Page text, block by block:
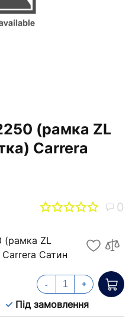
(рамка ZL
Carrera
0
(рамка ZL
Сатин
Під замовлення
- +